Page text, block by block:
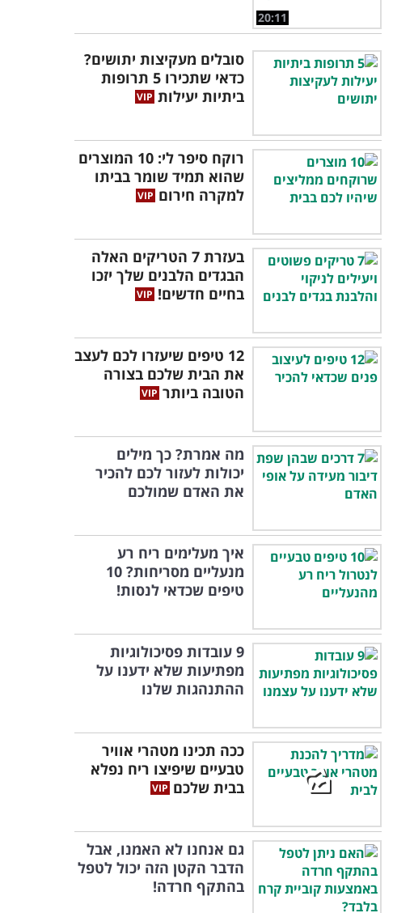
20:11
סובלים מעקיצות יתושים?
כדאי שתכירו 5 תרופות
ביתיות יעילות
רוקח סיפר לי: 10 המוצרים
שהוא תמיד שומר בביתו
למקרה חירום
בעזרת 7 הטריקים האלה
הבגדים הלבנים שלך יזכו
בחיים חדשים!
12 טיפים שיעזרו לכם לעצב
את הבית שלכם בצורה
הטובה ביותר
מה אמרת? כך מילים
יכולות לעזור לכם להכיר
את האדם שמולכם
איך מעלימים ריח רע
מנעליים מסריחות? 10
טיפים שכדאי לנסות!
9 עובדות פסיכולוגיות
מפתיעות שלא ידענו על
ההתנהגות שלנו
ככה תכינו מטהרי אוויר
טבעיים שיפיצו ריח נפלא
בבית שלכם
גם אנחנו לא האמנו, אבל
הדבר הקטן הזה יכול לטפל
בהתקף חרדה!